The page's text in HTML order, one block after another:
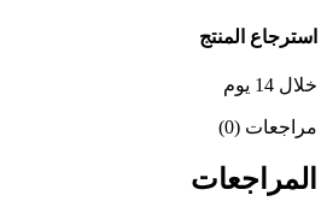
استرجاع المنتج
خلال 14 يوم
مراجعات (0)
المراجعات